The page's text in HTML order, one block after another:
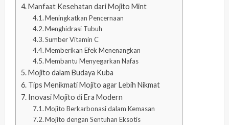
Manfaat Kesehatan dari Mojito Mint
Meningkatkan Pencernaan
Menghidrasi Tubuh
Sumber Vitamin C
Memberikan Efek Menenangkan
Membantu Menyegarkan Nafas
Mojito dalam Budaya Kuba
Tips Menikmati Mojito agar Lebih Nikmat
Inovasi Mojito di Era Modern
Mojito Berkarbonasi dalam Kemasan
Mojito dengan Sentuhan Eksotis